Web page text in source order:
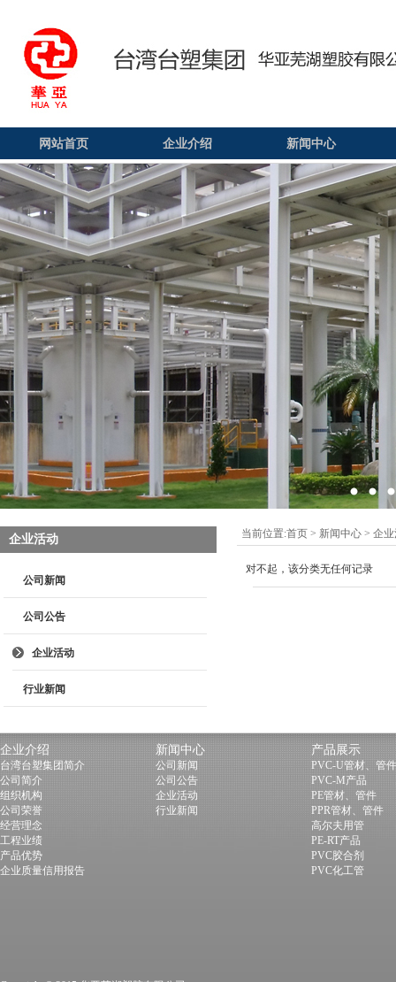
网站首页 企业介绍 新闻中心
当前位置:首页 > 新闻中心 > 企
对不起，该分类无任何记录
企业活动
公司新闻
公司公告
企业活动
行业新闻
企业介绍
台湾台塑集团简介
公司简介
组织机构
公司荣誉
经营理念
工程业绩
产品优势
企业质量信用报告
新闻中心
公司新闻
公司公告
企业活动
行业新闻
产品展示
PVC-U管材、管件
PVC-M产品
PE管材、管件
PPR管材、管件
高尔夫用管
PE-RT产品
PVC胶合剂
PVC化工管